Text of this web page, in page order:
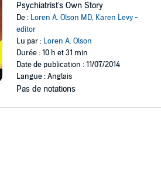
Psychiatrist's Own Story
De : Loren A. Olson MD, Karen Levy -
editor
Lu par : Loren A. Olson
Durée : 10 h et 31 min
Date de publication : 11/07/2014
Langue : Anglais
Pas de notations